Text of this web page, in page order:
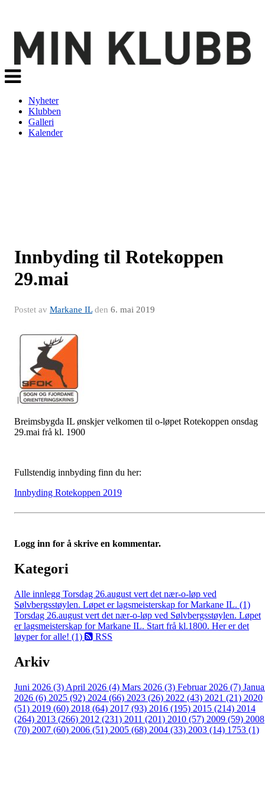
Veksle
navigasjon
Nyheter
Klubben
Galleri
Kalender
Innbyding til Rotekoppen
29.mai
Postet av Markane ILden 6. mai 2019
Breimsbygda IL ønskjer velkomen til o-løpet Rotekoppen onsdag
29.mai frå kl. 1900
Fullstendig innbyding finn du her:
Innbyding Rotekoppen 2019
Logg inn for å skrive en kommentar.
Kategori
Alle innlegg Torsdag 26.august vert det nær-o-løp ved
Sølvbergsstøylen. Løpet er lagsmeisterskap for Markane IL. (1)
Torsdag 26.august vert det nær-o-løp ved Sølvbergsstøylen. Løpet
er lagsmeisterskap for Markane IL. Start frå kl.1800. Her er det
løyper for alle! (1)
RSS
Arkiv
Juni 2026 (3) April 2026 (4) Mars 2026 (3) Februar 2026 (7)
2026 (6) 2025 (92) 2024 (66) 2023 (26) 2022 (43) 2021 (21) 2020
(51) 2019 (60) 2018 (64) 2017 (93) 2016 (195) 2015 (214) 2014
(264) 2013 (266) 2012 (231) 2011 (201) 2010 (57) 2009 (59) 2008
(70) 2007 (60) 2006 (51) 2005 (68) 2004 (33) 2003 (14) 1753 (1)